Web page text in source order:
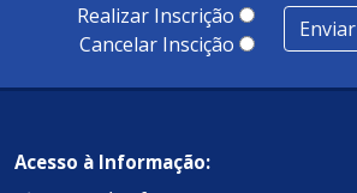
Realizar Inscrição
Cancelar Inscição
Enviar
Acesso à Informação: